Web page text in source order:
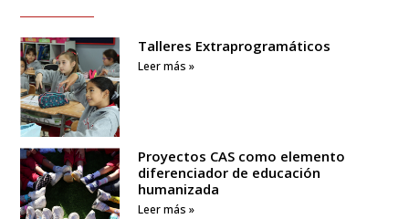
Talleres Extraprogramáticos
Leer más »
Proyectos CAS como elemento
diferenciador de educación
humanizada
Leer más »